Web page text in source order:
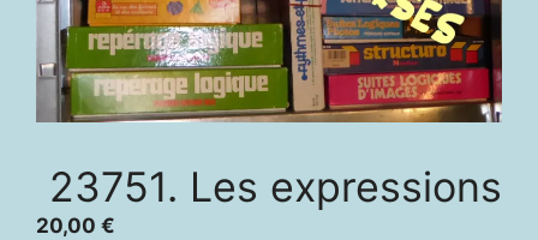
23751. Les expressions
20,00 €